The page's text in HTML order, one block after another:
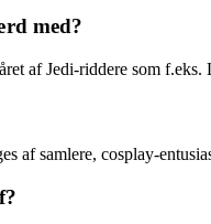
med?
af Jedi-riddere som
af samlere, cosplay-